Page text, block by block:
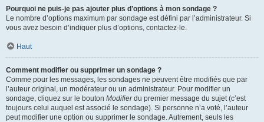
Pourquoi ne puis-je pas ajouter plus d’options à mon sondage ?
Le nombre d’options maximum par sondage est défini par l’administrateur. Si
vous avez besoin d’indiquer plus d’options, contactez-le.
Haut
Comment modifier ou supprimer un sondage ?
Comme pour les messages, les sondages ne peuvent être modifiés que par
l’auteur original, un modérateur ou un administrateur. Pour modifier un
sondage, cliquez sur le bouton Modifierdu premier message du sujet (c’est
toujours celui auquel est associé le sondage). Si personne n’a voté, l’auteur
peut modifier une option ou supprimer le sondage. Autrement, seuls les